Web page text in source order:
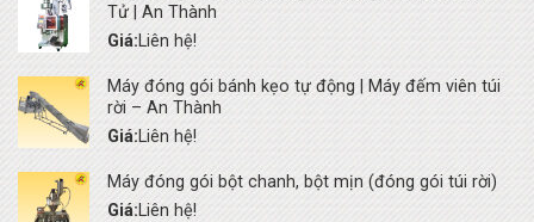
Tử | An Thành
Giá:Liên hệ!
Máy đóng gói bánh kẹo tự động | Máy đếm viên túi
rời – An Thành
Giá:Liên hệ!
Máy đóng gói bột chanh, bột mịn (đóng gói túi rời)
Giá:Liên hệ!